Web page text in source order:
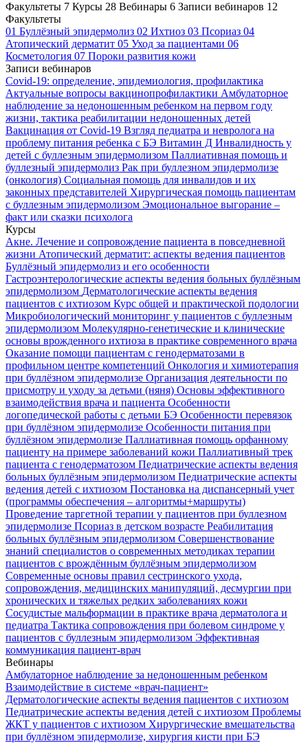
Факультеты 7 Курсы 28 Вебинары 6 Записи вебинаров 12
Факультеты
01 Буллёзный эпидермолиз 02 Ихтиоз 03 Псориаз 04
Атопический дерматит 05 Уход за пациентами 06
Косметология 07 Пороки развития кожи
Записи вебинаров
Covid-19: определение, эпидемиология, профилактика
Актуальные вопросы вакцинопрофилактики Амбулаторное
наблюдение за недоношенным ребенком на первом году
жизни, тактика реабилитации недоношенных детей
Вакцинация от Covid-19 Взгляд педиатра и невролога на
проблему питания ребенка с БЭ Витамин Д Инвалидность у
детей с буллезным эпидермолизом Паллиативная помощь и
буллезный эпидермолиз Рак при буллезном эпидермолизе
(онкология) Социальная помощь для инвалидов и их
законных представителей Хирургическая помощь пациентам
с буллезным эпидермолизом Эмоциональное выгорание –
факт или сказки психолога
Курсы
Акне. Лечение и сопровождение пациента в повседневной
жизни Атопический дерматит: аспекты ведения пациентов
Буллёзный эпидермолиз и его особенности
Гастроэнтерологические аспекты ведения больных буллёзным
эпидермолизом Дерматологические аспекты ведения
пациентов с ихтиозом Курс общей и практической подологии
Микробиологический мониторинг у пациентов с буллезным
эпидермолизом Молекулярно-генетические и клинические
основы врожденного ихтиоза в практике современного врача
Оказание помощи пациентам с генодерматозами в
профильном центре компетенций Онкология и химиотерапия
при буллёзном эпидермолизе Организация деятельности по
присмотру и уходу за детьми (няня) Основы эффективного
взаимодействия врача и пациента Особенности
логопедической работы с детьми БЭ Особенности перевязок
при буллёзном эпидермолизе Особенности питания при
буллёзном эпидермолизе Паллиативная помощь орфанному
пациенту на примере заболеваний кожи Паллиативный трек
пациента с генодерматозом Педиатрические аспекты ведения
больных буллёзным эпидермолизом Педиатрические аспекты
ведения детей с ихтиозом Постановка на диспансерный учет
(программы обеспечения – алгоритмы+маршруты)
Проведение таргетной терапии у пациентов при буллезном
эпидермолизе Псориаз в детском возрасте Реабилитация
больных буллёзным эпидермолизом Совершенствование
знаний специалистов о современных методиках терапии
пациентов с врождённым буллёзным эпидермолизом
Современные основы правил сестринского ухода,
сопровождения, медицинских манипуляций, десмургии при
хронических и тяжелых редких заболеваниях кожи
Сосудистые мальформации в практике врача дерматолога и
педиатра Тактика сопровождения при болевом синдроме у
пациентов с буллезным эпидермолизом Эффективная
коммуникация пациент-врач
Вебинары
Амбулаторное наблюдение за недоношенным ребенком
Взаимодействие в системе «врач-пациент»
Дерматологические аспекты ведения пациентов с ихтиозом
Педиатрические аспекты ведения детей с ихтиозом Проблемы
ЖКТ у пациентов с ихтиозом Хирургические вмешательства
при буллёзном эпидермолизе, хирургия кисти при БЭ